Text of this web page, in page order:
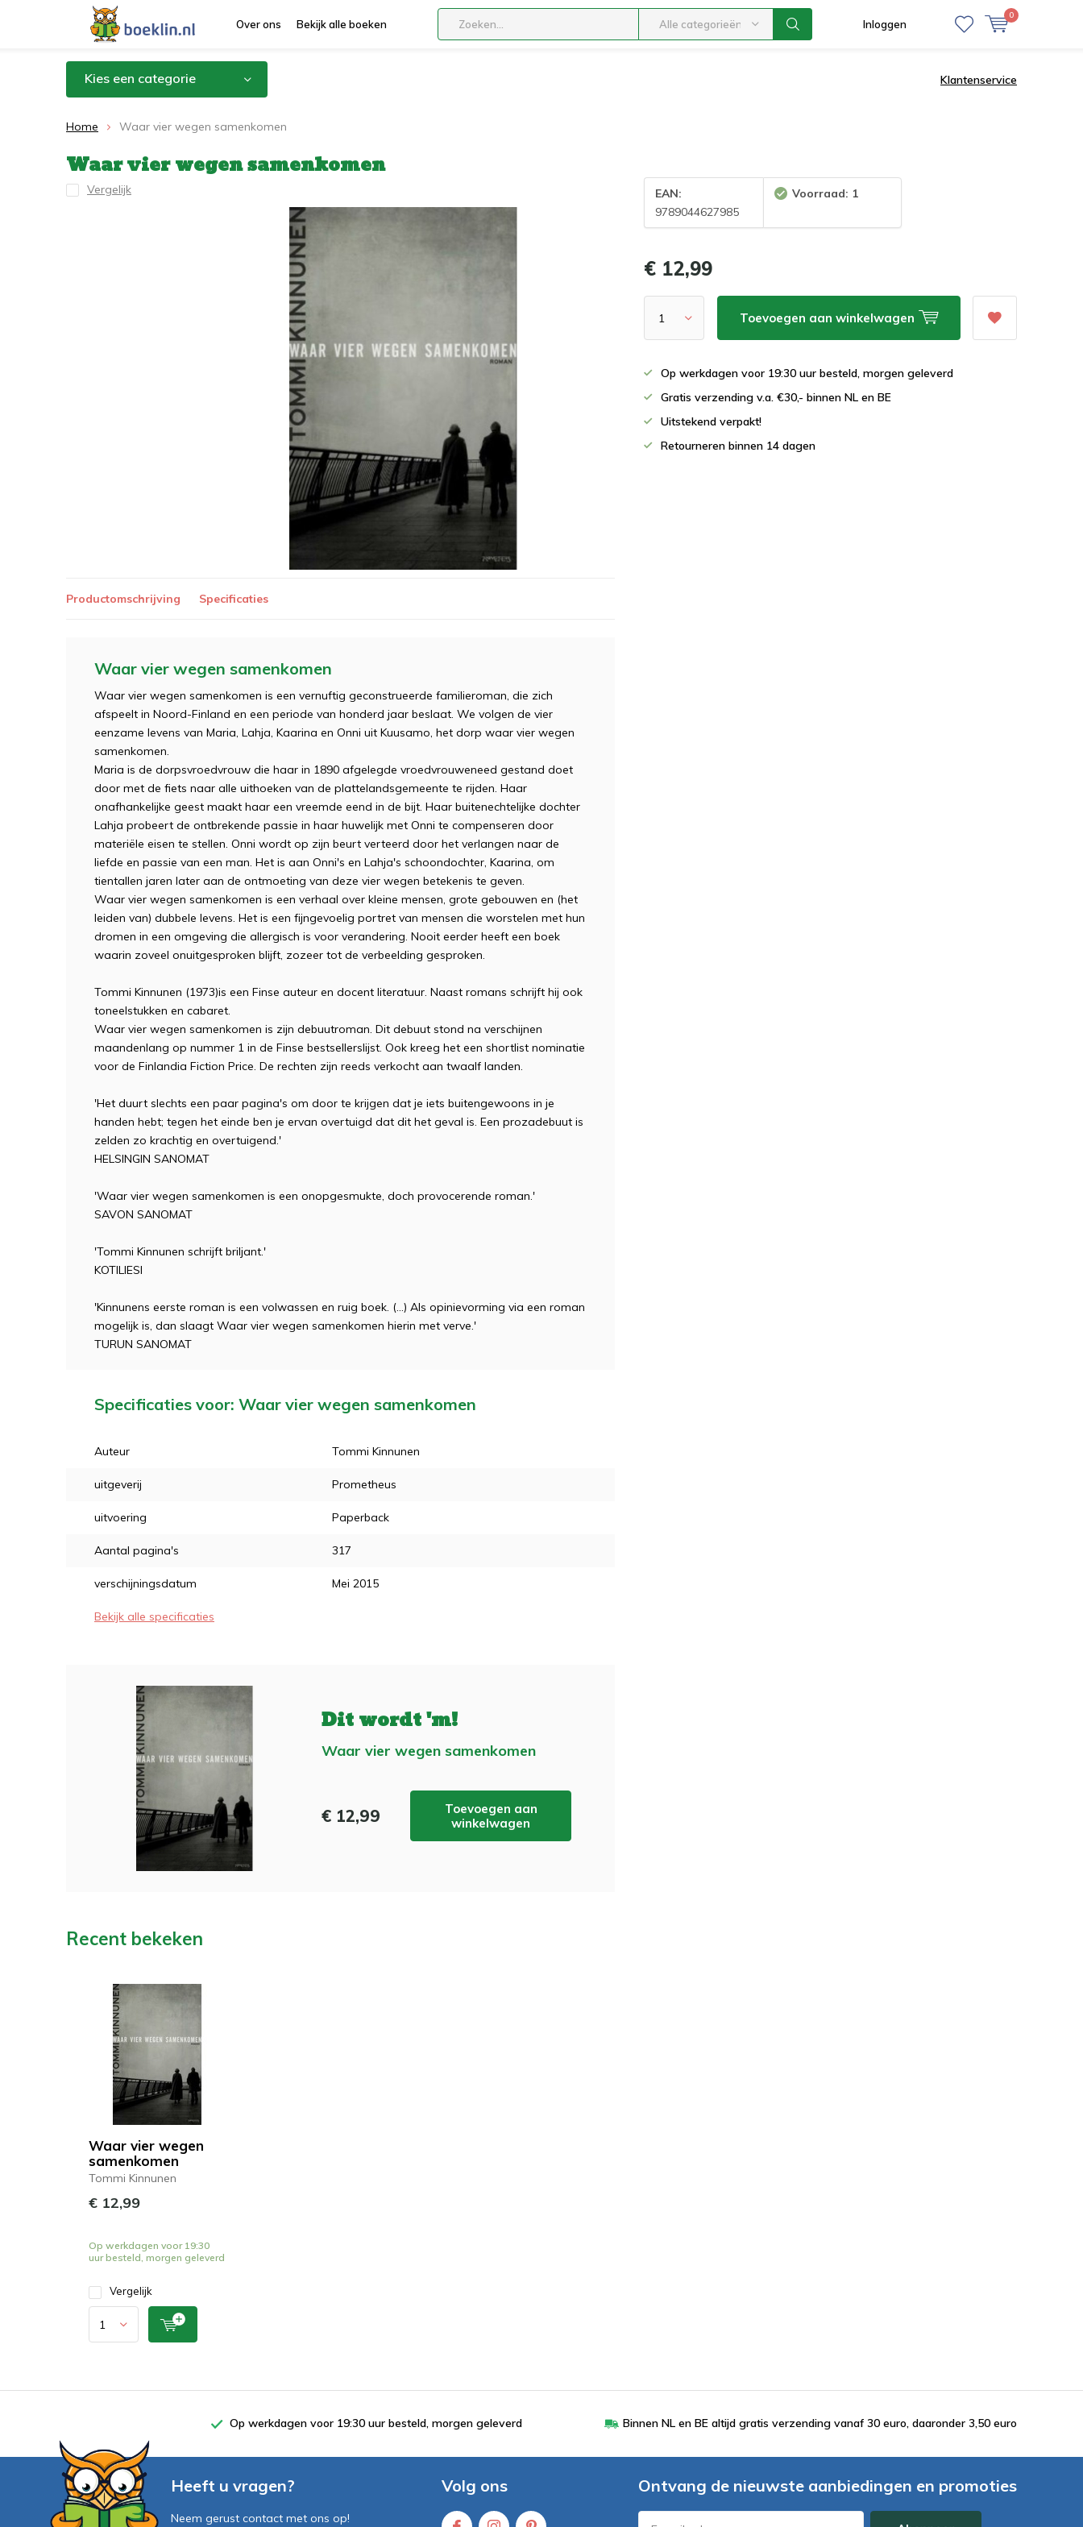
Over ons Bekijk alle boeken Alle categorieën Inloggen
0
Kies een categorie Klantenservice
Home Waar vier wegen samenkomen
Waar vier wegen samenkomen
Vergelijk
EAN:
9789044627985
Voorraad: 1
€ 12,99
Toevoegen aan winkelwagen
Op werkdagen voor 19:30 uur besteld, morgen geleverd
Gratis verzending v.a. €30,- binnen NL en BE
Uitstekend verpakt!
Retourneren binnen 14 dagen
Productomschrijving Specificaties
Waar vier wegen samenkomen
Waar vier wegen samenkomen is een vernuftig geconstrueerde familieroman, die zich
afspeelt in Noord-Finland en een periode van honderd jaar beslaat. We volgen de vier
eenzame levens van Maria, Lahja, Kaarina en Onni uit Kuusamo, het dorp waar vier wegen
samenkomen.
Maria is de dorpsvroedvrouw die haar in 1890 afgelegde vroedvrouweneed gestand doet
door met de fiets naar alle uithoeken van de plattelandsgemeente te rijden. Haar
onafhankelijke geest maakt haar een vreemde eend in de bijt. Haar buitenechtelijke dochter
Lahja probeert de ontbrekende passie in haar huwelijk met Onni te compenseren door
materiële eisen te stellen. Onni wordt op zijn beurt verteerd door het verlangen naar de
liefde en passie van een man. Het is aan Onni's en Lahja's schoondochter, Kaarina, om
tientallen jaren later aan de ontmoeting van deze vier wegen betekenis te geven.
Waar vier wegen samenkomen is een verhaal over kleine mensen, grote gebouwen en (het
leiden van) dubbele levens. Het is een fijngevoelig portret van mensen die worstelen met hun
dromen in een omgeving die allergisch is voor verandering. Nooit eerder heeft een boek
waarin zoveel onuitgesproken blijft, zozeer tot de verbeelding gesproken.
Tommi Kinnunen (1973)is een Finse auteur en docent literatuur. Naast romans schrijft hij ook
toneelstukken en cabaret.
Waar vier wegen samenkomen is zijn debuutroman. Dit debuut stond na verschijnen
maandenlang op nummer 1 in de Finse bestsellerslijst. Ook kreeg het een shortlist nominatie
voor de Finlandia Fiction Price. De rechten zijn reeds verkocht aan twaalf landen.
'Het duurt slechts een paar pagina's om door te krijgen dat je iets buitengewoons in je
handen hebt; tegen het einde ben je ervan overtuigd dat dit het geval is. Een prozadebuut is
zelden zo krachtig en overtuigend.'
HELSINGIN SANOMAT
'Waar vier wegen samenkomen is een onopgesmukte, doch provocerende roman.'
SAVON SANOMAT
'Tommi Kinnunen schrijft briljant.'
KOTILIESI
'Kinnunens eerste roman is een volwassen en ruig boek. (...) Als opinievorming via een roman
mogelijk is, dan slaagt Waar vier wegen samenkomen hierin met verve.'
TURUN SANOMAT
Specificaties voor: Waar vier wegen samenkomen
Auteur Tommi Kinnunen
uitgeverij Prometheus
uitvoering Paperback
Aantal pagina's 317
verschijningsdatum Mei 2015
Bekijk alle specificaties
Dit wordt 'm!
Waar vier wegen samenkomen
€ 12,99
Toevoegen aan
winkelwagen
Recent bekeken
Waar vier wegen
samenkomen
Tommi Kinnunen
€ 12,99
Op werkdagen voor 19:30
uur besteld, morgen geleverd
Vergelijk
Op werkdagen voor 19:30 uur besteld, morgen geleverd Binnen NL en BE altijd gratis verzending vanaf 30 euro, daaronder 3,50 euro
Heeft u vragen?
Neem gerust contact met ons op!
Volg ons Ontvang de nieuwste aanbiedingen en promoties